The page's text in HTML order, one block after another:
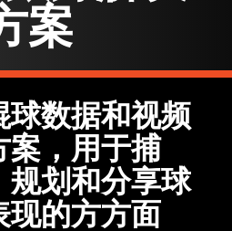
案
球数据和视频
案，用于捕
规划和分享球
现的方方面